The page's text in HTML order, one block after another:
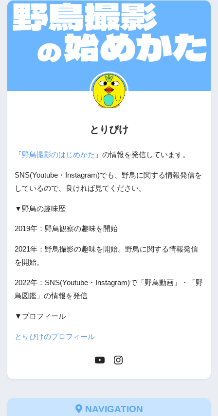
とりぴけ
「 野鳥撮影のはじめかた 」の情報を発信しています。
SNS(Youtube・Instagram)でも、野鳥に関する情報発信を
しているので、良ければ見てください。
▼野鳥の趣味歴
2019年：野鳥観察の趣味を開始
2021年：野鳥撮影の趣味を開始。野鳥に関する情報発信
を開始。
2022年：SNS(Youtube・Instagram)で「野鳥動画」・「野
鳥図鑑」の情報を発信
▼プロフィール
とりぴけのプロフィール
NAVIGATION